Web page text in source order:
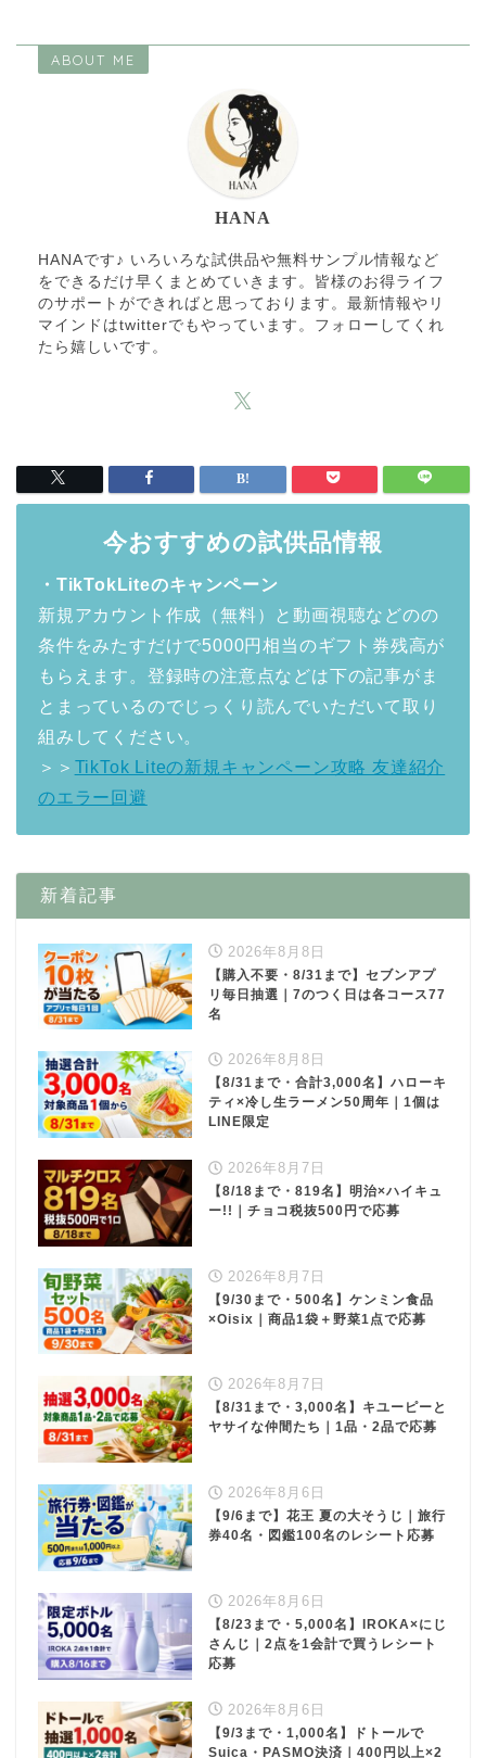
ABOUT ME
HANA
HANAです♪ いろいろな試供品や無料サンプル情報など
をできるだけ早くまとめていきます。皆様のお得ライフ
のサポートができればと思っております。最新情報やリ
マインドはtwitterでもやっています。フォローしてくれ
たら嬉しいです。
今おすすめの試供品情報
・TikTokLiteのキャンペーン
新規アカウント作成（無料）と動画視聴などのの
条件をみたすだけで5000円相当のギフト券残高が
もらえます。登録時の注意点などは下の記事がま
とまっているのでじっくり読んでいただいて取り
組みしてください。
＞＞ TikTok Liteの新規キャンペーン攻略 友達紹介
のエラー回避
新着記事
2026年8月8日
【購入不要・8/31まで】セブンアプ
リ毎日抽選｜7のつく日は各コース77
名
2026年8月8日
【8/31まで・合計3,000名】ハローキ
ティ×冷し生ラーメン50周年｜1個は
LINE限定
2026年8月7日
【8/18まで・819名】明治×ハイキュ
ー!!｜チョコ税抜500円で応募
2026年8月7日
【9/30まで・500名】ケンミン食品
×Oisix｜商品1袋＋野菜1点で応募
2026年8月7日
【8/31まで・3,000名】キユーピーと
ヤサイな仲間たち｜1品・2品で応募
2026年8月6日
【9/6まで】花王 夏の大そうじ｜旅行
券40名・図鑑100名のレシート応募
2026年8月6日
【8/23まで・5,000名】IROKA×にじ
さんじ｜2点を1会計で買うレシート
応募
2026年8月6日
【9/3まで・1,000名】ドトールで
Suica・PASMO決済｜400円以上×2